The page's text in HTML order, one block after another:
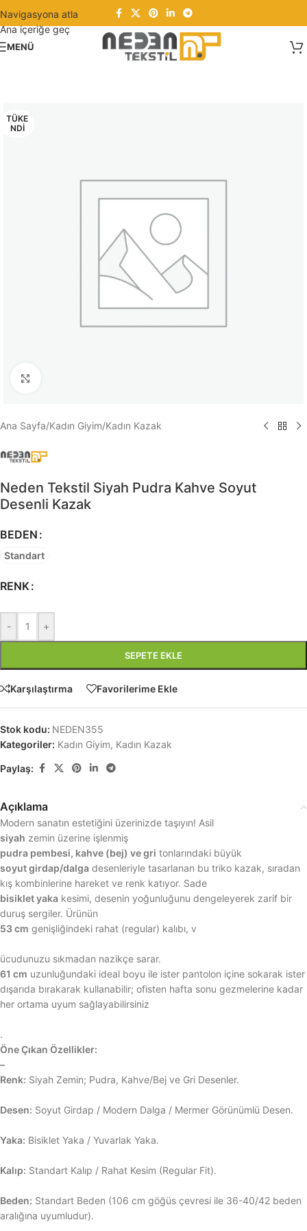
Navigasyona atla
Ana içeriğe geç
MENÜ
TÜKE
NDI
Ana Sayfa/Kadın Giyim/Kadın Kazak
Neden Tekstil Siyah Pudra Kahve Soyut
Desenli Kazak
BEDEN
Standart
RENK
- +
SEPETE EKLE
Karşılaştırma Favorilerime Ekle
Stok kodu: NEDEN355
Kategoriler: Kadın Giyim, Kadın Kazak
Paylaş:
Açıklama
Modern sanatın estetiğini üzerinizde taşıyın! Asil
siyah zemin üzerine işlenmiş
pudra pembesi, kahve (bej) ve gri tonlarındaki büyük
soyut girdap/dalga desenleriyle tasarlanan bu triko kazak, sıradan
kış kombinlerine hareket ve renk katıyor. Sade
bisiklet yaka kesimi, desenin yoğunluğunu dengeleyerek zarif bir
duruş sergiler. Ürünün
53 cm genişliğindeki rahat (regular) kalıbı, v
ücudunuzu sıkmadan nazikçe sarar.
61 cm uzunluğundaki ideal boyu ile ister pantolon içine sokarak ister
dışarıda bırakarak kullanabilir; ofisten hafta sonu gezmelerine kadar
her ortama uyum sağlayabilirsiniz
.
Öne Çıkan Özellikler:
–
Renk: Siyah Zemin; Pudra, Kahve/Bej ve Gri Desenler.
Desen: Soyut Girdap / Modern Dalga / Mermer Görünümlü Desen.
Yaka: Bisiklet Yaka / Yuvarlak Yaka.
Kalıp: Standart Kalıp / Rahat Kesim (Regular Fit).
Beden: Standart Beden (106 cm göğüs çevresi ile 36-40/42 beden
aralığına uyumludur).